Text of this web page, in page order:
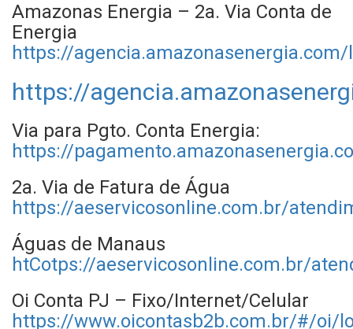
Amazonas Energia – 2a. Via Conta de
Energia
https://
https://
Via para Pgto. Conta Energia:
https://
2a. Via de Fatura de Água
https://aeservicosonline.com.br/
Águas de Manaus
htCotps://aeservicosonline.com.br/
Oi Conta PJ – Fixo/Internet/Celular
https://www.oicontasb2b.com.br/#/oi/